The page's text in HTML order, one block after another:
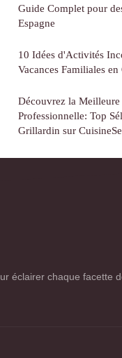
Guide Complet pour
Espagne
10 Idées d'Activités
Vacances Familiales en
Découvrez la
Professionnelle: Top
Grillardin sur
éclairer chaque facette